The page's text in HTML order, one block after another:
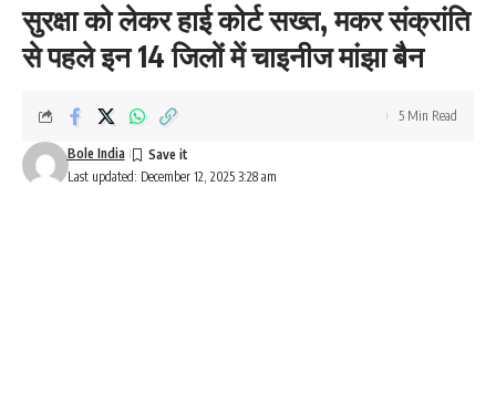
सुरक्षा को लेकर हाई कोर्ट सख्त, मकर संक्रांति
से पहले इन 14 जिलों में चाइनीज मांझा बैन
Last updated: December 12, 2025 3:28 am
Bole India
5 Min Read